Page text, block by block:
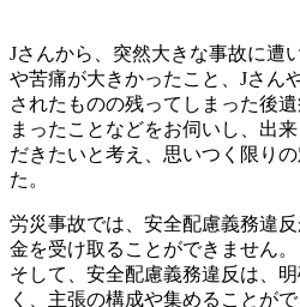
Jさんから、突然大きな事故に遭
や苦痛が大きかったこと、Jさん
されたものの残ってしまった後
まったことなどをお伺いし、出
だきたいと考え、思いつく限り
た。
労災事故では、安全配慮義務違
金を受け取ることができません。
そして、安全配慮義務違反は、
く、主張の構成や集めることが